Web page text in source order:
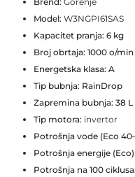
Model: W3NGPI61SAS
Kapacitet pranja: 6 kg
Broj obrtaja: 1000 o/min
Energetska klasa: A
Tip bubnja: RainDrop
Zapremina bubnja: 38 L
Tip motora: invertor
Potrošnja vode (Eco
Potrošnja energije (Eco):
Potrošnja na 100 ciklusa: